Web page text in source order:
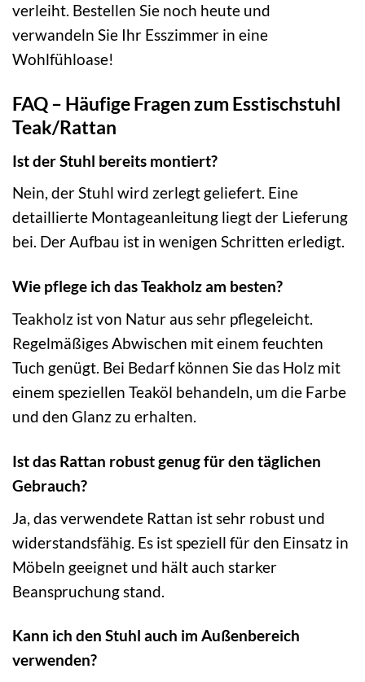
verleiht. Bestellen Sie noch heute und
verwandeln Sie Ihr Esszimmer in eine
Wohlfühloase!
FAQ – Häufige Fragen zum Esstischstuhl
Teak/Rattan
Ist der Stuhl bereits montiert?
Nein, der Stuhl wird zerlegt geliefert. Eine
detaillierte Montageanleitung liegt der Lieferung
bei. Der Aufbau ist in wenigen Schritten erledigt.
Wie pflege ich das Teakholz am besten?
Teakholz ist von Natur aus sehr pflegeleicht.
Regelmäßiges Abwischen mit einem feuchten
Tuch genügt. Bei Bedarf können Sie das Holz mit
einem speziellen Teaköl behandeln, um die Farbe
und den Glanz zu erhalten.
Ist das Rattan robust genug für den täglichen
Gebrauch?
Ja, das verwendete Rattan ist sehr robust und
widerstandsfähig. Es ist speziell für den Einsatz in
Möbeln geeignet und hält auch starker
Beanspruchung stand.
Kann ich den Stuhl auch im Außenbereich
verwenden?